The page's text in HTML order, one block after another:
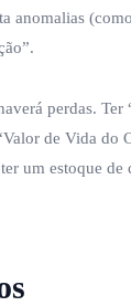
perdas.
de Vida
um estoque